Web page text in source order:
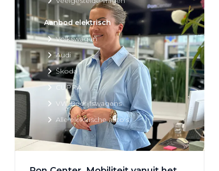
Aanbod elektrisch
Volkswagen
Audi
Škoda
CUPRA
VW Bedrijfswagens
Alle elektrische auto's